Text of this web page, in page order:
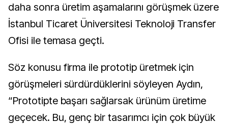
daha sonra üretim aşamalarını görüşmek üzere
İstanbul Ticaret Üniversitesi Teknoloji Transfer
Ofisi ile temasa geçti.
Söz konusu firma ile prototip üretmek için
görüşmeleri sürdürdüklerini söyleyen Aydın,
“Prototipte başarı sağlarsak ürünüm üretime
geçecek. Bu, genç bir tasarımcı için çok büyük